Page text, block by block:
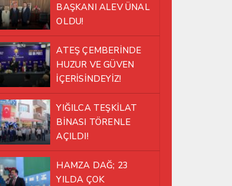
BAŞKANI ALEV ÜNAL
OLDU!
ATEŞ ÇEMBERİNDE
HUZUR VE GÜVEN
İÇERİSİNDEYİZ!
YIĞILCA TEŞKİLAT
BİNASI TÖRENLE
AÇILDI!
HAMZA DAĞ; 23
YILDA ÇOK